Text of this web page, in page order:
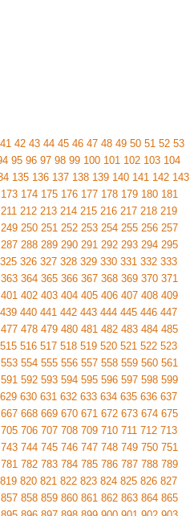
41 42 43 44 45 46 47 48 49 50 51 52 53
95 96 97 98 99 100 101 102 103 104
135 136 137 138 139 140 141 142 143
173 174 175 176 177 178 179 180 181
211 212 213 214 215 216 217 218 219
249 250 251 252 253 254 255 256 257
287 288 289 290 291 292 293 294 295
325 326 327 328 329 330 331 332 333
363 364 365 366 367 368 369 370 371
401 402 403 404 405 406 407 408 409
439 440 441 442 443 444 445 446 447
477 478 479 480 481 482 483 484 485
515 516 517 518 519 520 521 522 523
553 554 555 556 557 558 559 560 561
591 592 593 594 595 596 597 598 599
629 630 631 632 633 634 635 636 637
667 668 669 670 671 672 673 674 675
705 706 707 708 709 710 711 712 713
743 744 745 746 747 748 749 750 751
781 782 783 784 785 786 787 788 789
819 820 821 822 823 824 825 826 827
857 858 859 860 861 862 863 864 865